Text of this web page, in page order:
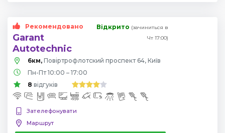
Рекомендовано
Garant
Autotechnic
Відкрито (зачиниться в
Чт 17:00)
6км,
Повіртрофлотский проспект 64, Київ
Пн-Пт 10:00 – 17:00
8 відгуків
Зателефонувати
Маршрут